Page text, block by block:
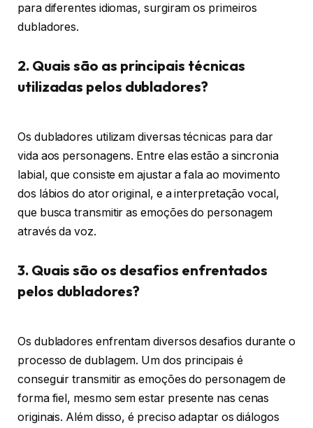
para diferentes idiomas, surgiram os primeiros
dubladores.
2. Quais são as principais técnicas
utilizadas pelos dubladores?
Os dubladores utilizam diversas técnicas para dar
vida aos personagens. Entre elas estão a sincronia
labial, que consiste em ajustar a fala ao movimento
dos lábios do ator original, e a interpretação vocal,
que busca transmitir as emoções do personagem
através da voz.
3. Quais são os desafios enfrentados
pelos dubladores?
Os dubladores enfrentam diversos desafios durante o
processo de dublagem. Um dos principais é
conseguir transmitir as emoções do personagem de
forma fiel, mesmo sem estar presente nas cenas
originais. Além disso, é preciso adaptar os diálogos